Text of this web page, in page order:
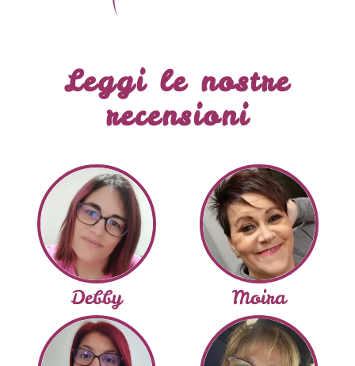
Leggi le nostre
recensioni
Debby Moira